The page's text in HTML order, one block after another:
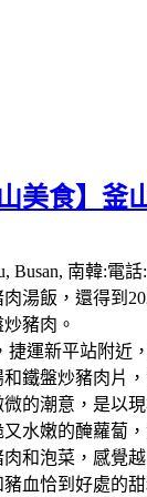
美食】
Busan, 南韓:
湯飯，還得到
豬肉。
運新平站附近
鐵盤炒豬肉片
的潮意，是以
水嫩的醃蘿蔔
和泡菜，感覺
血恰到好處的